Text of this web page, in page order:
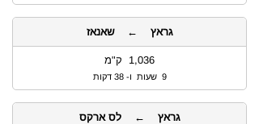
גראץ ← שאנאז
1,036 ק"מ
9 שעות ו- 38 דקות
גראץ ← לס ארקס